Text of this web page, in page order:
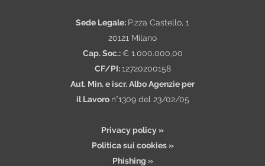
Sede Legale: P.zza Castello, 1
20121 Milano
Cap. Soc.: € 1.000.000,00
CF/PI:12720200158
Aut. Min. e iscr. Albo Agenzie per
il Lavoro n°1309 del 23/02/05
Privacy policy »
Politica sui cookies »
Phishing »